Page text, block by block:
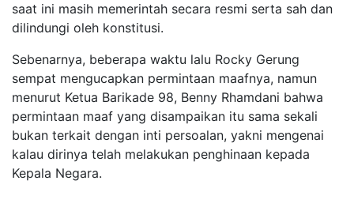
saat ini masih memerintah secara resmi serta sah dan
dilindungi oleh konstitusi.
Sebenarnya, beberapa waktu lalu Rocky Gerung
sempat mengucapkan permintaan maafnya, namun
menurut Ketua Barikade 98, Benny Rhamdani bahwa
permintaan maaf yang disampaikan itu sama sekali
bukan terkait dengan inti persoalan, yakni mengenai
kalau dirinya telah melakukan penghinaan kepada
Kepala Negara.